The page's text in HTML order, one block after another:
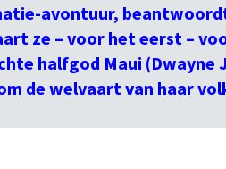
avontuur,
ze – voor het eerst –
halfgod Maui (Dwayne
de welvaart van haar